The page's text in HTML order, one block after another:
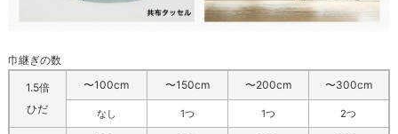
巾継ぎの数
1.5倍
ひだ
〜100cm 〜150cm 〜200cm 〜300cm
なし 1つ 1つ 2つ